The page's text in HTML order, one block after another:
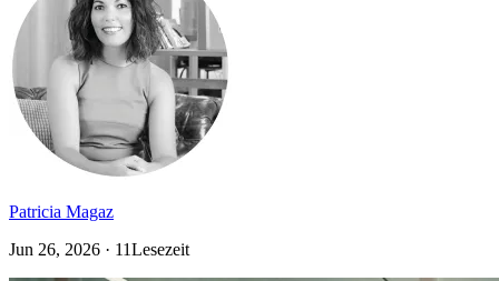
Patricia Magaz
Jun 26, 2026 · 11Lesezeit